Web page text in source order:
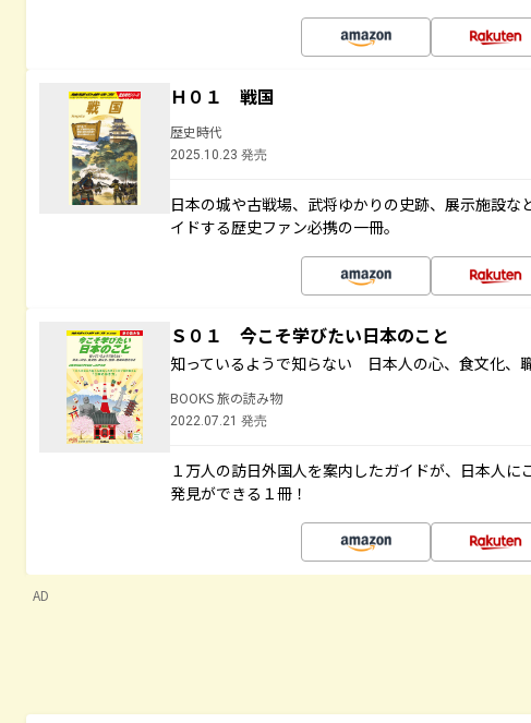
Ｈ０１ 戦国
歴史時代
2025.10.23 発売
日本の城や古戦場、武将ゆかりの史跡、展示施設
イドする歴史ファン必携の一冊。
Ｓ０１ 今こそ学びたい日本のこと
知っているようで知らない 日本人の心、食文化、
BOOKS 旅の読み物
2022.07.21 発売
１万人の訪日外国人を案内したガイドが、日本人
発見ができる１冊！
AD